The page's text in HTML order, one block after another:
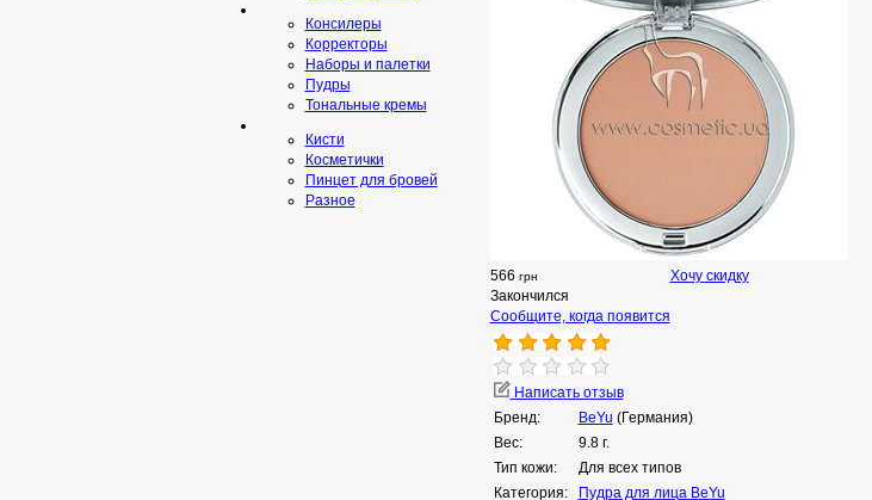
Хочу скидку
566 грн
Закончился
Сообщите, когда появится
Написать отзыв
Бренд:
BeYu (Германия)
Вес:
9.8 г.
Тип кожи:
Для всех типов
Категория:
Пудра для лица BeYu
Консилеры
Корректоры
Наборы и палетки
Пудры
Тональные кремы
Кисти
Косметички
Пинцет для бровей
Разное